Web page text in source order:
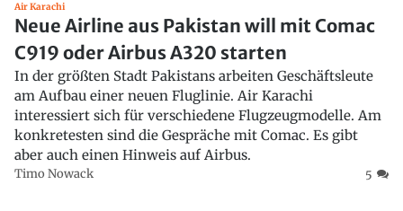
Air Karachi
Neue Airline aus Pakistan will mit Comac
C919 oder Airbus A320 starten
In der größten Stadt Pakistans arbeiten Geschäftsleute
am Aufbau einer neuen Fluglinie. Air Karachi
interessiert sich für verschiedene Flugzeugmodelle. Am
konkretesten sind die Gespräche mit Comac. Es gibt
aber auch einen Hinweis auf Airbus.
Timo Nowack 5